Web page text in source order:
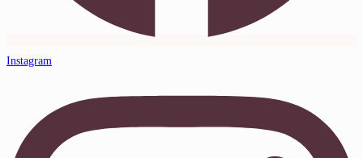
Instagram